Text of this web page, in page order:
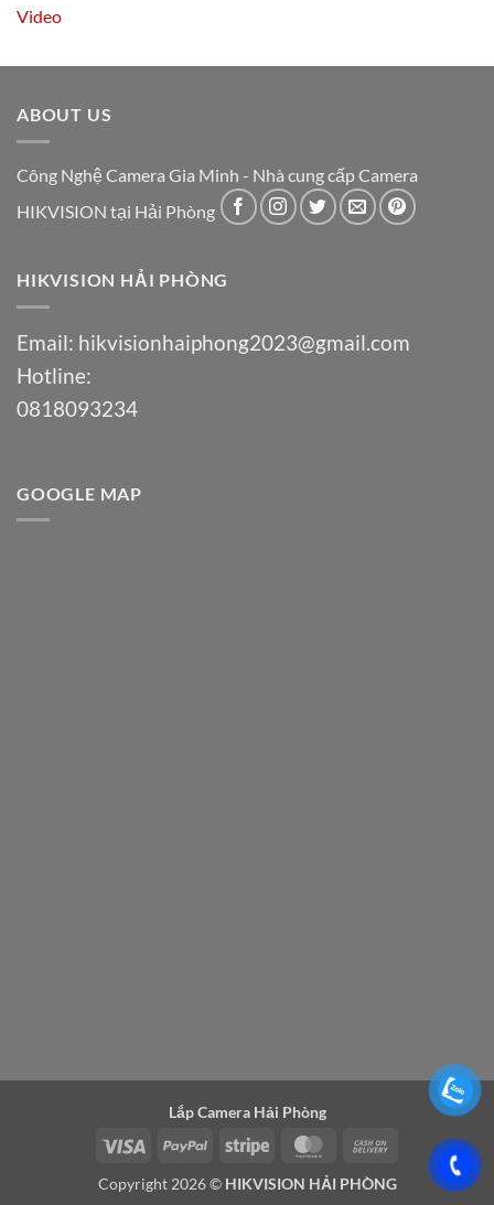
Video
ABOUT US
Công Nghệ Camera Gia Minh - Nhà cung cấp Camera
HIKVISION tại Hải Phòng
HIKVISION HẢI PHÒNG
Email: hikvisionhaiphong2023@gmail.com
Hotline:
0818093234
GOOGLE MAP
Lắp Camera Hải Phòng
Visa
PayPal Stripe MasterCard
Delivery
Copyright 2026 © HIKVISION HẢI PHÒNG